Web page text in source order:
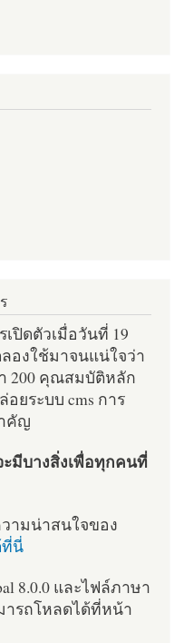
เปิดตัวเมื่อวันที่ 19
องใช้มาจนแน่ใจว่า
200 คุณสมบัติหลัก
ยระบบ cms การ
คัญ
ะมีบางสิ่งเพื่อทุกคนที่
ามน่าสนใจของ
ที่นี่
8.0.0 และไฟล์ภาษา
รถโหลดได้ที่หน้า